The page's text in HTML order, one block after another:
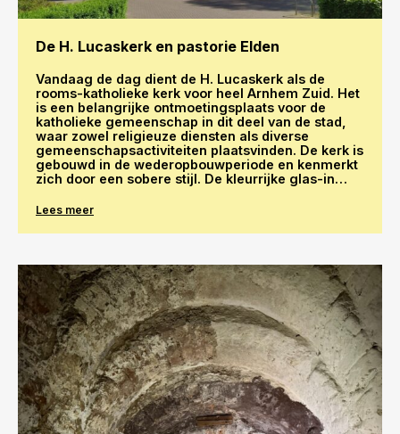
De H. Lucaskerk en pastorie Elden
Vandaag de dag dient de H. Lucaskerk als de
rooms-katholieke kerk voor heel Arnhem Zuid. Het
is een belangrijke ontmoetingsplaats voor de
katholieke gemeenschap in dit deel van de stad,
waar zowel religieuze diensten als diverse
gemeenschapsactiviteiten plaatsvinden. De kerk is
gebouwd in de wederopbouwperiode en kenmerkt
zich door een sobere stijl. De kleurrijke glas-in
karakter.
Lees meer